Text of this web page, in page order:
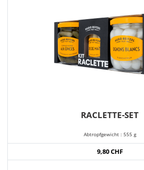
RACLETTE-SET
Abtropfgewicht : 555 g
9,80 CHF